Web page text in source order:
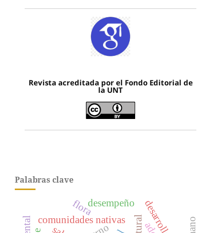
Revista acreditada por el Fondo Editorial de
la UNT
Palabras clave
comunidades nativas
floradesempeño